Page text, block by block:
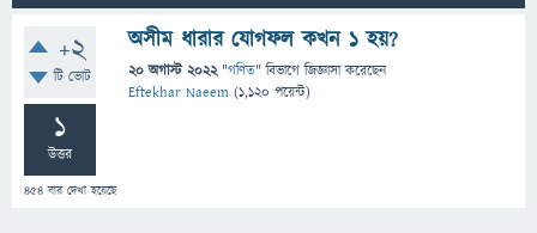
+2
টি ভোট
1
উত্তর
454 বার দেখা হয়েছে
অসীম ধারার যোগফল কখন ১ হয়?
20 অগাস্ট 2022 "গণিত" বিভাগে জিজ্ঞাসাকরেছেন
Eftekhar Naeem (1,120 পয়েন্ট)